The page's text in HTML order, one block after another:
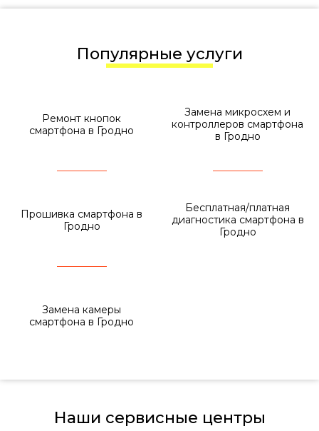
Популярные услуги
Ремонт кнопок
смартфона в Гродно
Замена микросхем и
контроллеров смартфона
в Гродно
Прошивка смартфона в
Гродно
Бесплатная/платная
диагностика смартфона в
Гродно
Замена камеры
смартфона в Гродно
Наши сервисные центры